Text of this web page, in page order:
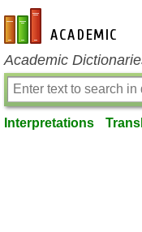
en-academic.com
Academic
Interpretations